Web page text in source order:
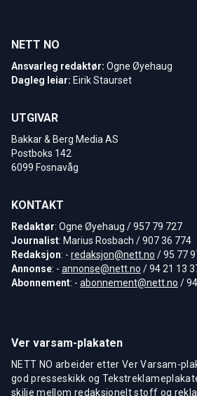
NETT NO
Ansvarleg redaktør: Ogne Øyehaug
Dagleg leiar: Eirik Staurset
UTGIVAR
Bakkar & Berg Media AS
Postboks 142
6099 Fosnavåg
KONTAKT
Redaktør: Ogne Øyehaug / 957 79 727
Journalist: Marius Rosbach / 907 36 774
Redaksjon: - redaksjon@nett.no / 95 77
Annonse: - annonse@nett.no / 94 21 13
Abonnement: - abonnement@nett.no /
Ver varsam-plakaten
NETT NO arbeider etter Ver Varsam-
god presseskikk og
skilje mellom redaksjonelt stoff og